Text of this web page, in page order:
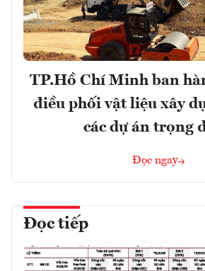
TP.Hồ Chí Minh ban
điều phối vật liệu xây
các dự án trọng
Đọc ngay
Đọc tiếp